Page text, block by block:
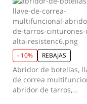
- 10% REBAJAS
Abridor de botellas,
de correa
abridor de tarros,